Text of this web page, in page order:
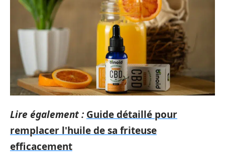
Lire également : Guide détaillé pour
remplacer l'huile de sa friteuse
efficacement